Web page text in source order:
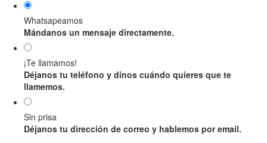
Whatsapeamos
Mándanos un mensaje directamente.
¡Te llamamos!
Déjanos tu teléfono y dinos cuándo quieres que te
llamemos.
Sin prisa
Déjanos tu dirección de correo y hablemos por email.